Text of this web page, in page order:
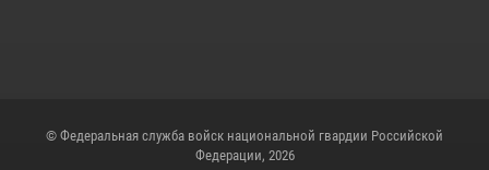
© Федеральная служба войск национальной гвардии Российской
Федерации, 2026